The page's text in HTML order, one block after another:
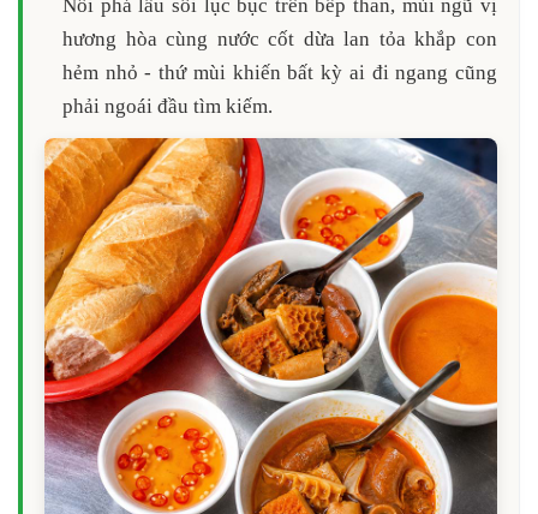
Nồi phá lấu sôi lục bục trên bếp than, mùi ngũ vị
hương hòa cùng nước cốt dừa lan tỏa khắp con
hẻm nhỏ - thứ mùi khiến bất kỳ ai đi ngang cũng
phải ngoái đầu tìm kiếm.